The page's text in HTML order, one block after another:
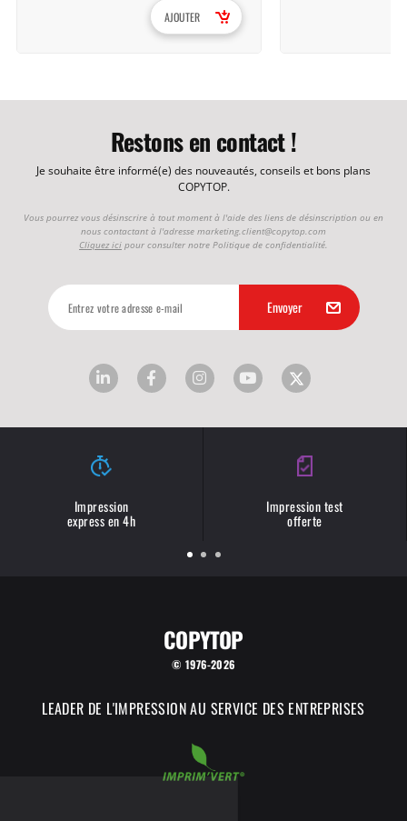
AJOUTER
Restons en contact !
Je souhaite être informé(e) des nouveautés, conseils et bons plans
COPYTOP.
Vous pourrez vous désinscrire à tout moment à l'aide des liens de désinscription ou en
nous contactant à l'adresse marketing.client@copytop.com
Cliquez ici pour consulter notre Politique de confidentialité.
Impression
express en 4h
Impression test
offerte
COPYTOP
© 1976-2026
LEADER DE L'IMPRESSION AU SERVICE DES ENTREPRISES